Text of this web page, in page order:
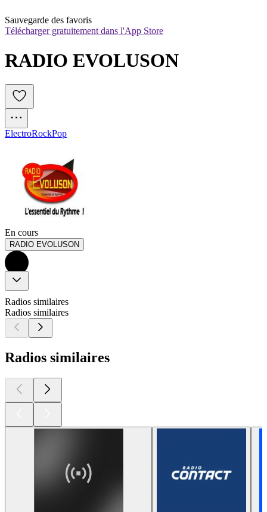
Sauvegarde des favoris
Télécharger gratuitement dans l'App Store
RADIO EVOLUSON
ElectroRockPop
En cours
RADIO EVOLUSON
Radios similaires
Radios similaires
Radios similaires